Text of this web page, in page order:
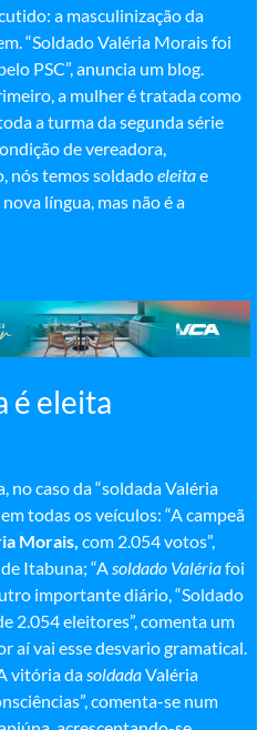
a masculinização da
“Soldado Valéria Morais foi
PSC”, anuncia um blog.
a mulher é tratada como
a turma da segunda série
de vereadora,
nós temos soldadoeleitae
nova língua, mas não é a
é eleita
no caso da “soldada Valéria
todas os veículos: “A campeã
Morais, com 2.054 votos”,
Itabuna; “Asoldado Valériafoi
importante diário, “Soldado
2.054 eleitores”, comenta um
aí vai esse desvario gramatical.
vitória dasoldadaValéria
comenta-se num